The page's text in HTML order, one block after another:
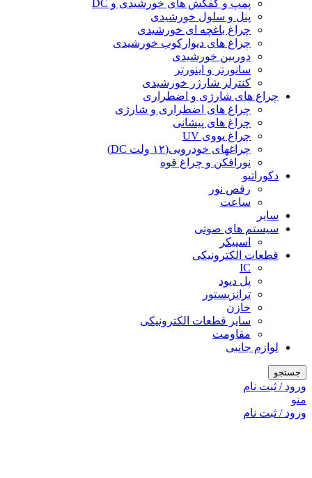
پمپ و کفکش های خورشیدی و DC
پنل و سلول خورشیدی
چراغ باغچه ای خورشیدی
چراغ های دیوارکوب خورشیدی
دوربین خورشیدی
سانورتر و اینورتر
کنترلر شارژر خورشیدی
چراغ های شارژی و اضطراری
چراغ های اضطراری و شارژی
چراغ های پیشانی
چراغ یووی UV
چراغهای خودرویی(۱۲ ولت DC)
نورافکن و چراغ قوه
دکوراتیو
رقص نور
ساعت
سایر
سیستم های صوتی
اسپیکر
قطعات الکترونیکی
IC
پل دیود
ترانزیستور
خازن
سایر قطعات الکترونیکی
مقاومت
لوازم جانبی
جستجو
ورود / ثبت نام
منو
ورود / ثبت نام